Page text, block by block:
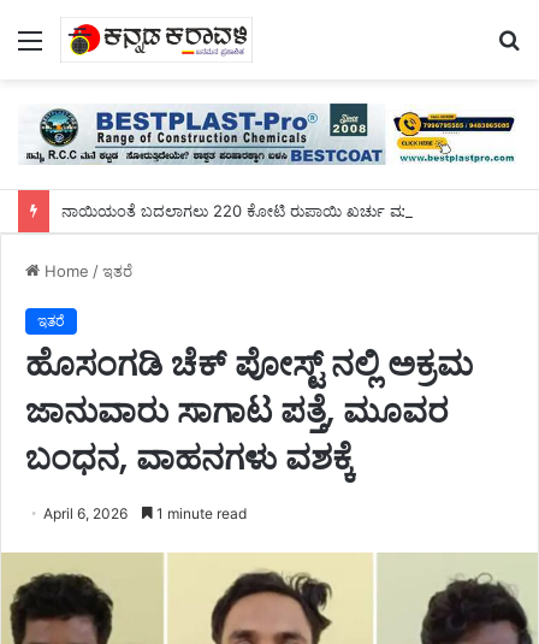
Menu
ನಾಯಿಯಂತೆ ಬದಲಾಗಲು 220 ಕೋಟಿ ರುಪಾಯಿ ಖರ್ಚು ಮಾಡಿದ ಯುವಕ!
Home /ಇತರೆ
ಇತರೆ
ಹೊಸಂಗಡಿ ಚೆಕ್ ಪೋಸ್ಟ್ ನಲ್ಲಿ ಅಕ್ರಮ
ಜಾನುವಾರು ಸಾಗಾಟ ಪತ್ತೆ, ಮೂವರ
ಬಂಧನ, ವಾಹನಗಳು ವಶಕ್ಕೆ
April 6, 2026 1 minute read